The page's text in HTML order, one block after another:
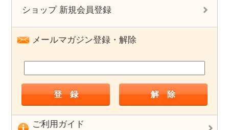
ショップ 新規会員登録
メールマガジン登録・解除
ご利用ガイド